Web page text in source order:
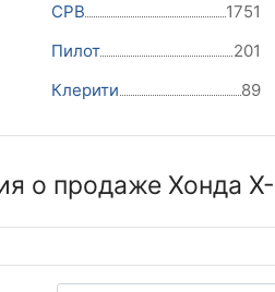
СРВ 1751
Пилот 201
Клерити 89
о продаже Хонда